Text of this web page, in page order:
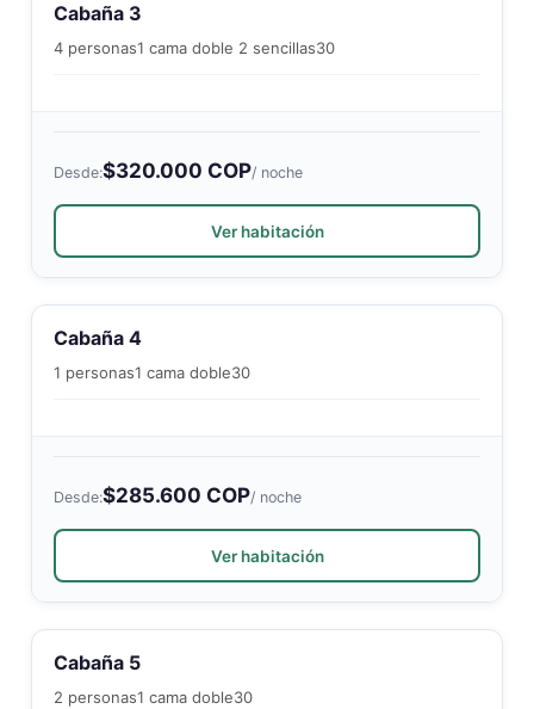
Cabaña 3
4 personas1 cama doble 2 sencillas30
Desde:$320.000 COP/ noche
Ver habitación
Cabaña 4
1 personas1 cama doble30
Desde:$285.600 COP/ noche
Ver habitación
Cabaña 5
2 personas1 cama doble30